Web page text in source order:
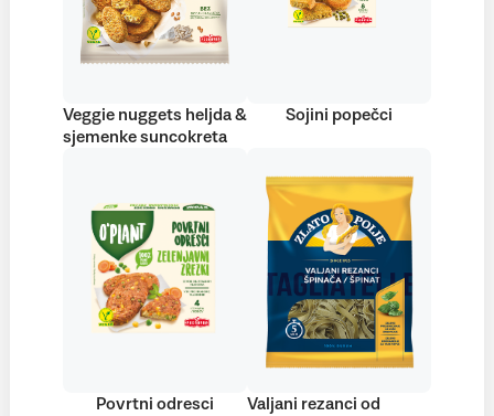
Veggie nuggets heljda &
sjemenke suncokreta
Sojini popečci
Povrtni odresci
Valjani rezanci od